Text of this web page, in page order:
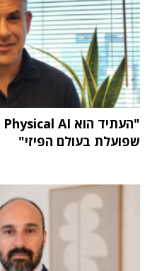
שפועלת בעולם הפיזי"